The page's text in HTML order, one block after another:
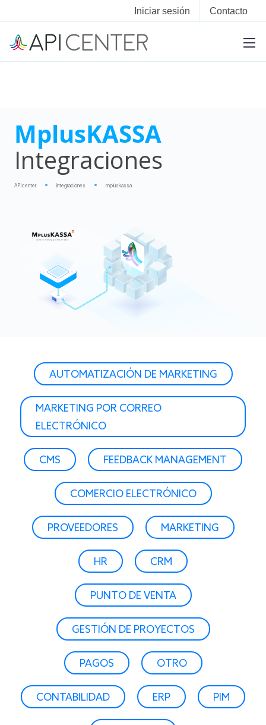
Iniciar sesión Contacto
MplusKASSA
Integraciones
APIcenter integraciones mpluskassa
AUTOMATIZACIÓN DE MARKETING
MARKETING POR CORREO
ELECTRÓNICO
CMS FEEDBACK MANAGEMENT
COMERCIO ELECTRÓNICO
PROVEEDORES MARKETING
HR CRM
PUNTO DE VENTA
GESTIÓN DE PROYECTOS
PAGOS OTRO
CONTABILIDAD ERP PIM